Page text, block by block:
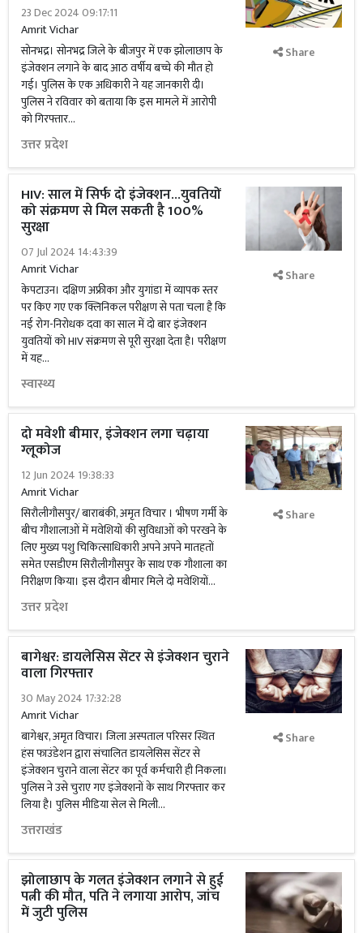
23 Dec 2024 09:17:11
Amrit Vichar
सोनभद्र। सोनभद्र जिले के बीजपुर में एक झोलाछाप के
इंजेक्शन लगाने के बाद आठ वर्षीय बच्चे की मौत हो
गई। पुलिस के एक अधिकारी ने यह जानकारी दी।
पुलिस ने रविवार को बताया कि इस मामले में आरोपी
को गिरफ्तार...
उत्तर प्रदेश
Share
HIV: साल में सिर्फ दो इंजेक्शन...युवतियों
को संक्रमण से मिल सकती है 100%
सुरक्षा
07 Jul 2024 14:43:39
Amrit Vichar
केपटाउन। दक्षिण अफ्रीका और युगांडा में व्यापक स्तर
पर किए गए एक क्लिनिकल ​​​​परीक्षण से पता चला है कि
नई रोग-निरोधक दवा का साल में दो बार इंजेक्शन
युवतियों को HIV संक्रमण से पूरी सुरक्षा देता है। परीक्षण
में यह...
स्वास्थ्य
Share
दो मवेशी बीमार, इंजेक्शन लगा चढ़ाया
ग्लूकोज
12 Jun 2024 19:38:33
Amrit Vichar
सिरौलीगौसपुर/ बाराबंकी, अमृत विचार । भीषण गर्मी के
बीच गौशालाओं में मवेशियों की सुविधाओं को परखने के
लिए मुख्य पशु चिकित्साधिकारी अपने अपने मातहतों
समेत एसडीएम सिरौलीगौसपुर के साथ एक गौशाला का
निरीक्षण किया। इस दौरान बीमार मिले दो मवेशियों...
उत्तर प्रदेश
Share
बागेश्वर: डायलेसिस सेंटर से इंजेक्शन चुराने
वाला गिरफ्तार
30 May 2024 17:32:28
Amrit Vichar
बागेश्वर, अमृत विचार। जिला अस्पताल परिसर स्थित
हंस फाउंडेशन द्वारा संचालित डायलेसिस सेंटर से
इंजेक्शन चुराने वाला सेंटर का पूर्व कर्मचारी ही निकला।
पुलिस ने उसे चुराए गए इंजेक्शनों के साथ गिरफ्तार कर
लिया है। पुलिस मीडिया सेल से मिली...
उत्तराखंड
Share
झोलाछाप के गलत इंजेक्शन लगाने से हुई
पत्नी की मौत, पति ने लगाया आरोप, जांच
में जुटी पुलिस